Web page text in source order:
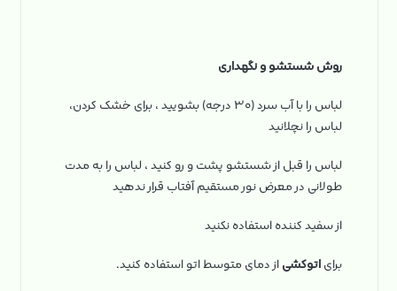
روش شستشو و نگهداری
لباس را با آب سرد (۳۰ درجه) بشویید ، برای خشک کردن،
لباس را نچلانید
لباس را قبل از شستشو پشت و رو کنید ، لباس را به مدت
طولانی در معرض نور مستقیم آفتاب قرار ندهید
از سفید کننده استفاده نکنید
برایاتوکشیاز دمای متوسط اتو استفاده کنید.